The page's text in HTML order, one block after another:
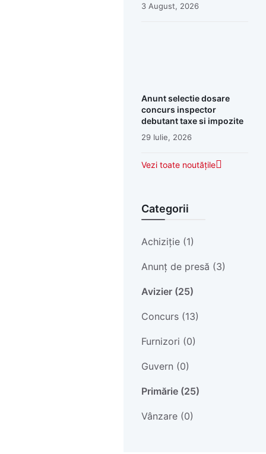
3 August, 2026
Anunt selectie dosare
concurs inspector
debutant taxe si impozite
29 Iulie, 2026
Vezi toate noutățile
Categorii
Achiziție (1)
Anunț de presă (3)
Avizier (25)
Concurs (13)
Furnizori (0)
Guvern (0)
Primărie (25)
Vânzare (0)